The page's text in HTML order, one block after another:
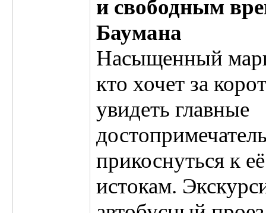
и свободным
Баумана
Насыщенный
кто хочет за
увидеть главные
прикоснуться к
истокам.